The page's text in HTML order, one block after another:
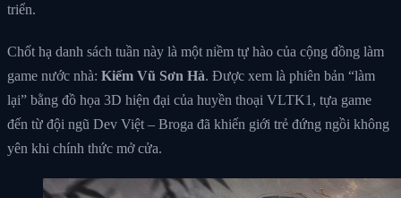
triển.
Chốt hạ danh sách tuần này là một niềm tự hào của cộng đồng làm
game nước nhà: Kiếm Vũ Sơn Hà. Được xem là phiên bản “làm
lại” bằng đồ họa 3D hiện đại của huyền thoại VLTK1, tựa game
đến từ đội ngũ Dev Việt – Broga đã khiến giới trẻ đứng ngồi không
yên khi chính thức mở cửa.